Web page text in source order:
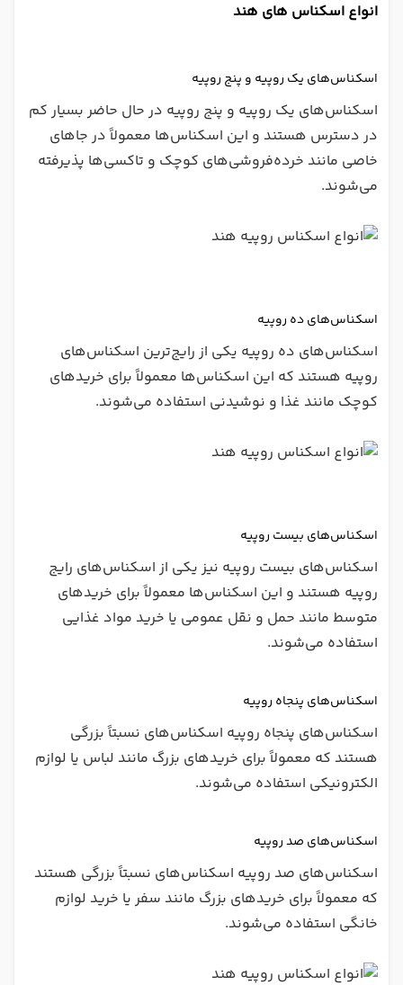
انواع اسکناس های هند
اسکناس‌های یک روپیه و پنج روپیه
اسکناس‌های یک روپیه و پنج روپیه در حال حاضر بسیار کم
در دسترس هستند و این اسکناس‌ها معمولاً در جاهای
خاصی مانند خرده‌فروشی‌های کوچک و تاکسی‌ها پذیرفته
می‌شوند.
اسکناس‌های ده روپیه
اسکناس‌های ده روپیه یکی از رایج‌ترین اسکناس‌های
روپیه هستند که این اسکناس‌ها معمولاً برای خریدهای
کوچک مانند غذا و نوشیدنی استفاده می‌شوند.
اسکناس‌های بیست روپیه
اسکناس‌های بیست روپیه نیز یکی از اسکناس‌های رایج
روپیه هستند و این اسکناس‌ها معمولاً برای خریدهای
متوسط مانند حمل و نقل عمومی یا خرید مواد غذایی
استفاده می‌شوند.
اسکناس‌های پنجاه روپیه
اسکناس‌های پنجاه روپیه اسکناس‌های نسبتاً بزرگی
هستند که معمولاً برای خریدهای بزرگ مانند لباس یا لوازم
الکترونیکی استفاده می‌شوند.
اسکناس‌های صد روپیه
اسکناس‌های صد روپیه اسکناس‌های نسبتاً بزرگی هستند
که معمولاً برای خریدهای بزرگ مانند سفر یا خرید لوازم
خانگی استفاده می‌شوند.